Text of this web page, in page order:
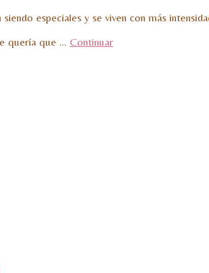
especiales y se viven con más
quería que … Continuar